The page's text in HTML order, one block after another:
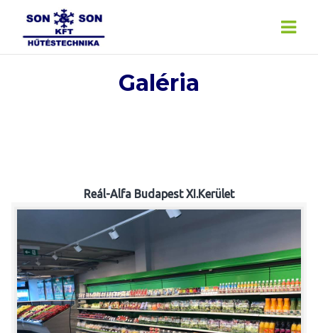
content
Galéria
Reál-Alfa Budapest XI.Kerület